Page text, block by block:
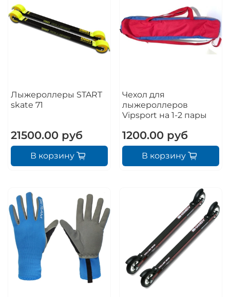
Лыжероллеры START
skate 71
21500.00 руб
В корзину
Чехол для
лыжероллеров
Vipsport на 1-2 пары
1200.00 руб
В корзину